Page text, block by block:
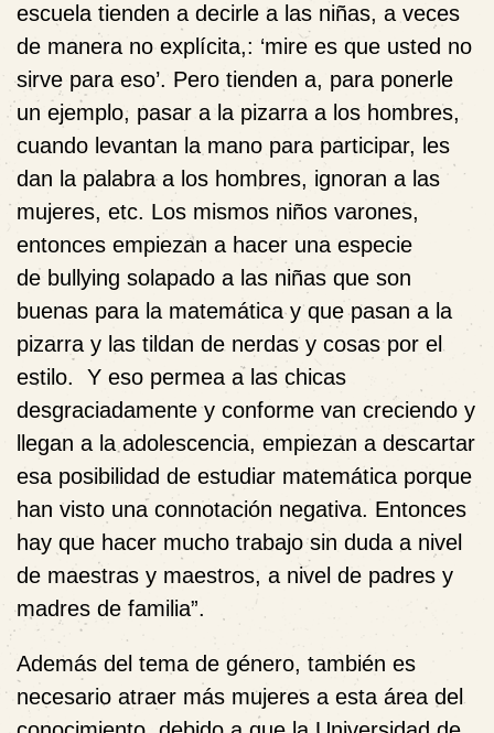
escuela tienden a decirle a las niñas, a veces
de manera no explícita,: ‘mire es que usted no
sirve para eso’. Pero tienden a, para ponerle
un ejemplo, pasar a la pizarra a los hombres,
cuando levantan la mano para participar, les
dan la palabra a los hombres, ignoran a las
mujeres, etc. Los mismos niños varones,
entonces empiezan a hacer una especie
de bullying solapado a las niñas que son
buenas para la matemática y que pasan a la
pizarra y las tildan de nerdas y cosas por el
estilo. Y eso permea a las chicas
desgraciadamente y conforme van creciendo y
llegan a la adolescencia, empiezan a descartar
esa posibilidad de estudiar matemática porque
han visto una connotación negativa. Entonces
hay que hacer mucho trabajo sin duda a nivel
de maestras y maestros, a nivel de padres y
madres de familia”.
Además del tema de género, también es
necesario atraer más mujeres a esta área del